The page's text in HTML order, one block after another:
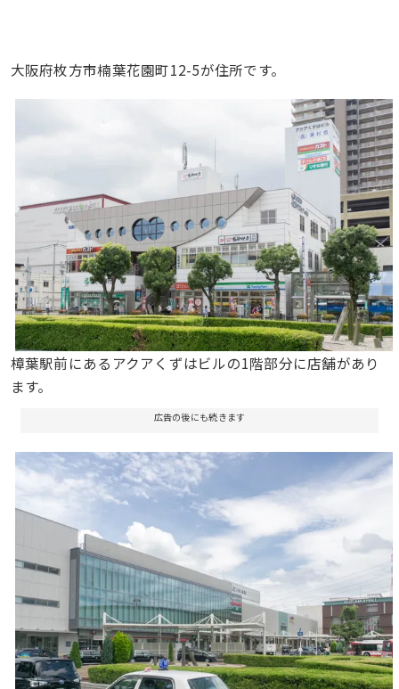
大阪府枚方市楠葉花園町12-5が住所です。
樟葉駅前にあるアクアくずはビルの1階部分に店舗があり
ます。
広告の後にも続きます